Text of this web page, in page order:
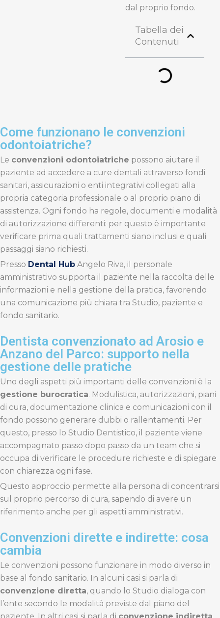
dal proprio fondo.
Tabella dei
Contenuti
Come funzionano le convenzioni
odontoiatriche?
Le convenzioni odontoiatriche possono aiutare il
paziente ad accedere a cure dentali attraverso fondi
sanitari, assicurazioni o enti integrativi collegati alla
propria categoria professionale o al proprio piano di
assistenza. Ogni fondo ha regole, documenti e modalità
di autorizzazione differenti: per questo è importante
verificare prima quali trattamenti siano inclusi e quali
passaggi siano richiesti.
Presso Dental Hub Angelo Riva, il personale
amministrativo supporta il paziente nella raccolta delle
informazioni e nella gestione della pratica, favorendo
una comunicazione più chiara tra Studio, paziente e
fondo sanitario.
Dentista convenzionato ad Arosio e
Anzano del Parco: supporto nella
gestione delle pratiche
Uno degli aspetti più importanti delle convenzioni è la
gestione burocratica. Modulistica, autorizzazioni, piani
di cura, documentazione clinica e comunicazioni con il
fondo possono generare dubbi o rallentamenti. Per
questo, presso lo Studio Dentistico, il paziente viene
accompagnato passo dopo passo da un team che si
occupa di verificare le procedure richieste e di spiegare
con chiarezza ogni fase.
Questo approccio permette alla persona di concentrarsi
sul proprio percorso di cura, sapendo di avere un
riferimento anche per gli aspetti amministrativi.
Convenzioni dirette e indirette: cosa
cambia
Le convenzioni possono funzionare in modo diverso in
base al fondo sanitario. In alcuni casi si parla di
convenzione diretta, quando lo Studio dialoga con
l’ente secondo le modalità previste dal piano del
paziente. In altri casi si parla di convenzione indiretta